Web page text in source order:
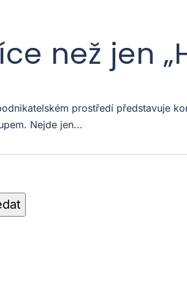
než jen
prostředí představuje
Nejde jen...